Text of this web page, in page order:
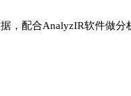
，配合AnalyzIR软件做分